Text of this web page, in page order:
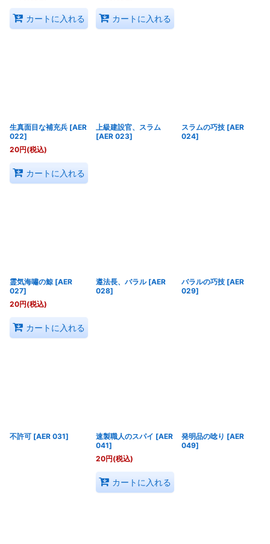
カートに入れる カートに入れる
生真面目な補充兵 [AER
022]
20円(税込)
カートに入れる
上級建設官、スラム
[AER 023]
スラムの巧技 [AER
024]
霊気海嘯の鯨 [AER
027]
20円(税込)
カートに入れる
遵法長、バラル [AER
028]
バラルの巧技 [AER
029]
不許可 [AER 031] 速製職人のスパイ [AER
041]
20円(税込)
カートに入れる
発明品の唸り [AER
049]